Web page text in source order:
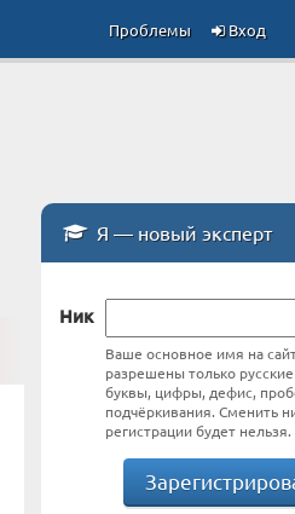
Вход
Проблемы
Я — новый эксперт
Ник
Ваше основное имя на
разрешены только
буквы, цифры, дефис,
подчёркивания. Сменить
регистрации будет нельзя.